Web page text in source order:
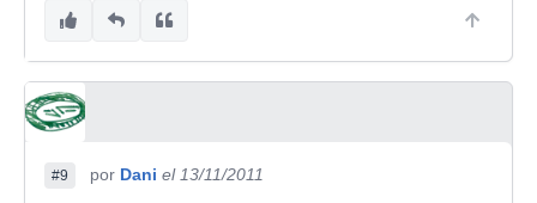
#9 por Dani el 13/11/2011